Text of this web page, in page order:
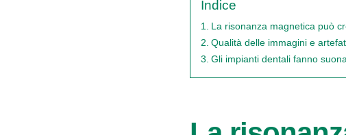
Indice
La risonanza magnetica può
Qualità delle immagini e
Gli impianti dentali fanno